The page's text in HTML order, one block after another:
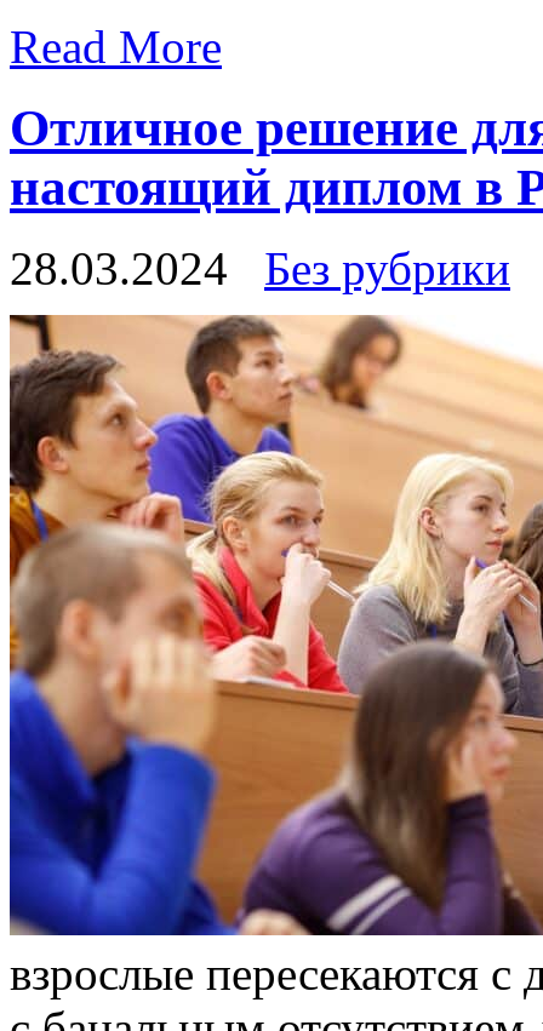
Read More
Отличное решение
настоящий диплом в
28.03.2024 Без рубрики
взрoслыe пересекаются